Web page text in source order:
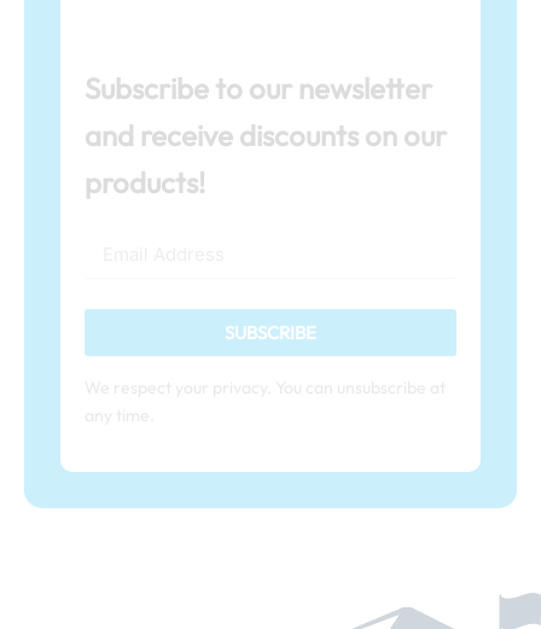
Subscribe to our newsletter
and receive discounts on our
products!
SUBSCRIBE